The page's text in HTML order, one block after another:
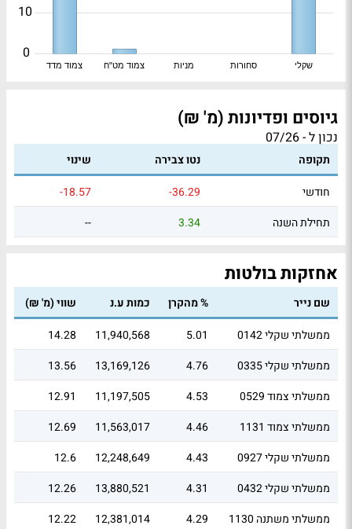
צמוד מדד צמוד מט"ח מניות סחורות שקלי
0
10
גיוסים ופדיונות (מ' ₪)
נכון ל - 07/26
תקופה נטו צבירה
שינוי
חודשי
-36.29
-18.57
תחילת השנה
3.34
--
אחזקות בולטות
שם נייר % מהקרן כמות ע.נ
שווי (מ' ₪)
ממשלתי שקלי 0142
5.01
11,940,568
14.28
ממשלתי שקלי 0335
4.76
13,169,126
13.56
ממשלתי צמוד 0529
4.53
11,197,505
12.91
ממשלתי צמוד 1131
4.46
11,563,017
12.69
ממשלתי שקלי 0927
4.43
12,248,649
12.6
ממשלתי שקלי 0432
4.31
13,880,521
12.26
ממשלתי משתנה 1130
4.29
12,381,014
12.22